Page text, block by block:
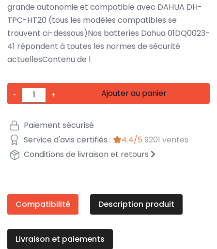
grande autonomie et compatible avec DAHUA DH-
TPC-HT20 (tous les modèles compatibles se
trouvent ci-dessous)Nos batteries Dahua 01DQ0023-
41 répondent à toutes les normes de sécurité
actuellesContenu de l
- + Ajouter au panier
Paiement sécurisé
Service d'avis certifiés :
4.4/5 9201 ventes
Conditions de livraison et retours
Compatibilité Description produit
Livraison et paiements